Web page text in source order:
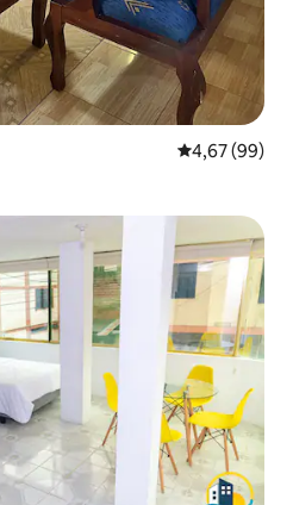
Gemiddelde
4,67 (99)